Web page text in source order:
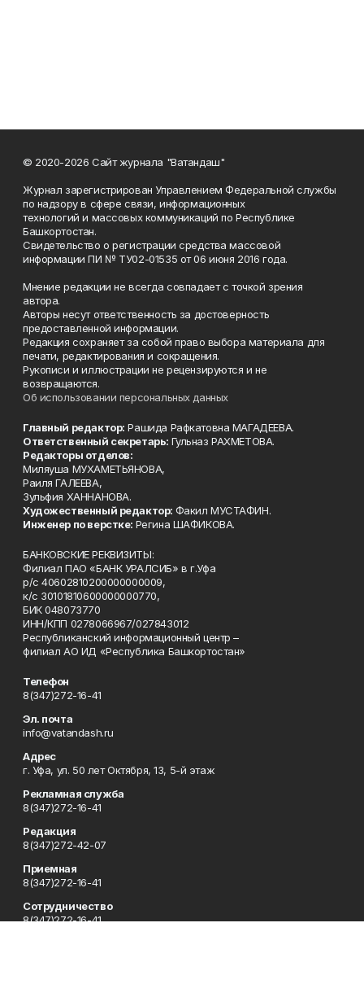
© 2020-2026 Сайт журнала "Ватандаш"
Журнал зарегистрирован Управлением Федеральной службы
по надзору в сфере связи, информационных
технологий и массовых коммуникаций по Республике
Башкортостан.
Свидетельство о регистрации средства массовой
информации ПИ № ТУ02-01535 от 06 июня 2016 года.
Мнение редакции не всегда совпадает с точкой зрения
автора.
Авторы несут ответственность за достоверность
предоставленной информации.
Редакция сохраняет за собой право выбора материала для
печати, редактирования и сокращения.
Рукописи и иллюстрации не рецензируются и не
возвращаются.
Об использовании персональных данных
Главный редактор: Рашида Рафкатовна МАГАДЕЕВА.
Ответственный секретарь: Гульназ РАХМЕТОВА.
Редакторы отделов:
Миляуша МУХАМЕТЬЯНОВА,
Раиля ГАЛЕЕВА,
Зульфия ХАННАНОВА.
Художественный редактор: Факил МУСТАФИН.
Инженер по верстке: Регина ШАФИКОВА.
БАНКОВСКИЕ РЕКВИЗИТЫ:
Филиал ПАО «БАНК УРАЛСИБ» в г.Уфа
р/с 40602810200000000009,
к/с 30101810600000000770,
БИК 048073770
ИНН/КПП 0278066967/027843012
Республиканский информационный центр –
филиал АО ИД «Республика Башкортостан»
Телефон
8(347)272-16-41
Эл. почта
info@vatandash.ru
Адрес
г. Уфа, ул. 50 лет Октября, 13, 5-й этаж
Рекламная служба
8(347)272-16-41
Редакция
8(347)272-42-07
Приемная
8(347)272-16-41
Сотрудничество
8(347)272-16-41